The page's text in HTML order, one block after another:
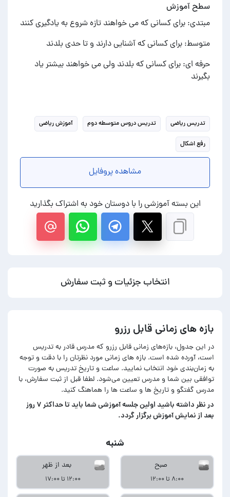
سطح آموزش
مبتدی: برای کسانی که می خواهند تازه شروع به یادگیری کنند
متوسط: برای کسانی که آشنایی دارند و تا حدی بلدند
حرفه ای: برای کسانی که بلدند ولی می خواهند بیشتر یاد
بگیرند
تدریس ریاضی تدریس دروس متوسطه دوم آموزش ریاضی
رفع اشکال
مشاهده پروفایل
این بسته آموزشی را با دوستان خود به اشتراک بگذارید
انتخاب جزئیات و ثبت سفارش
بازه های زمانی قابل رزرو
در این جدول، بازه‌های زمانی قابل رزرو که مدرس قادر به تدریس
است، آورده شده است. بازه های زمانی مورد نظرتان را با دقت و توجه
به زمان‌بندی خود انتخاب نمایید. ساعت و تاریخ تدریس به صورت
توافقی بین شما و مدرس تعیین می‌شود. لطفا قبل از ثبت سفارش، با
مدرس گفتگو و تاریخ ها و ساعت ها را هماهنگ کنید.
در‌ نظر داشته باشید اولین جلسه آموزشی شما باید تا حداکثر ۷ روز
بعد از نمایش آموزش برگزار گردد.
شنبه
صبح
۸:۰۰ تا ۱۲:۰۰
بعد از ظهر
۱۲:۰۰ تا ۱۷:۰۰